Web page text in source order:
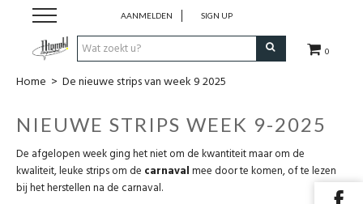
0
AANMELDEN SIGN UP
Strips
Comics
Nieuwsberichten
Home > De nieuwe strips van week 9 2025
NIEUWE STRIPS WEEK 9-2025
De afgelopen week ging het niet om de kwantiteit maar om de
kwaliteit, leuke strips om de carnavalmee door te komen, of te lezen
bij het herstellen na de carnaval.